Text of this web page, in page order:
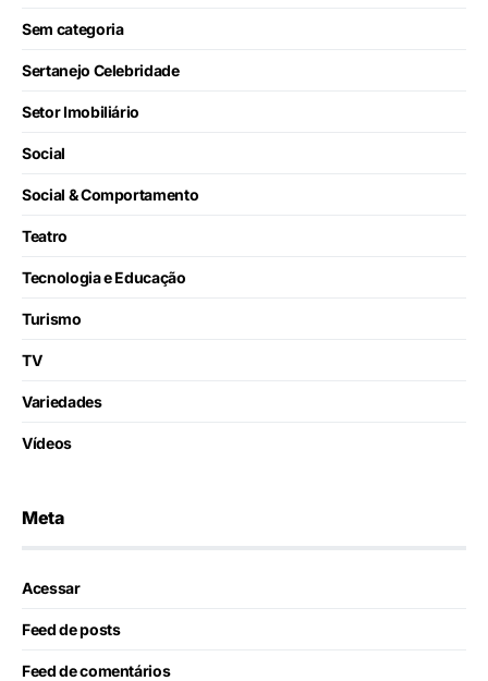
Sem categoria
Sertanejo Celebridade
Setor Imobiliário
Social
Social & Comportamento
Teatro
Tecnologia e Educação
Turismo
TV
Variedades
Vídeos
Meta
Acessar
Feed de posts
Feed de comentários